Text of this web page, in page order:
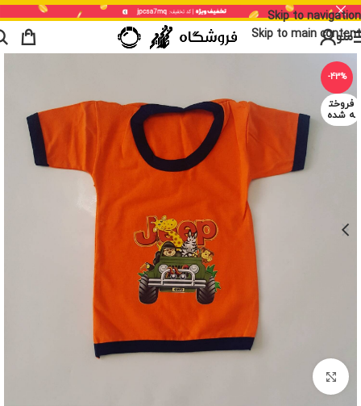
Skip to navigation
Skip to main content
منو
-43%
فروخت
ه شده
برای بزرگنمایی کلیک کنید